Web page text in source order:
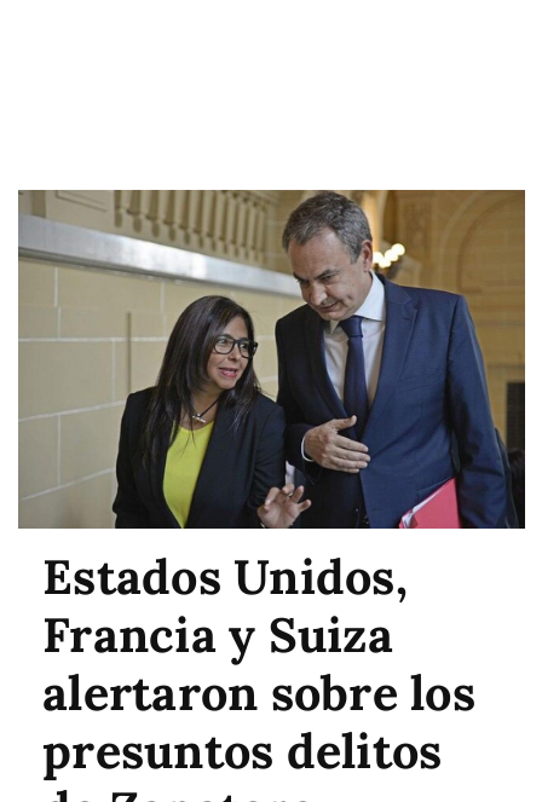
Estados Unidos,
Francia y Suiza
alertaron sobre los
presuntos delitos